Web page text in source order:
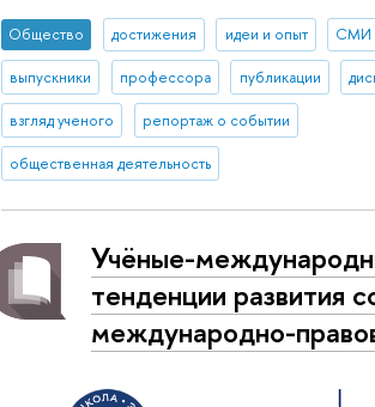
Общество достижения идеи и опыт СМИ
выпускники профессора публикации
взгляд ученого репортаж о событии
общественная деятельность
Учёные-
тенденции развития
международно-